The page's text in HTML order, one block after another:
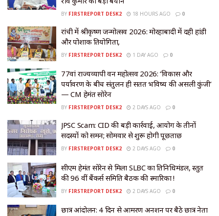
BY FIRSTREPORT DESK2 18 HOURS AGO 0
रांची में श्रीकृष्ण जन्मोत्सव 2026: मोरहाबादी में दही हांडी
और पोशाक प्रतियोगिता,
BY FIRSTREPORT DESK2 1 DAY AGO 0
77वां राज्यव्यापी वन महोत्सव 2026: ‘विकास और
पर्यावरण के बीच संतुलन ही सतत भविष्य की असली कुंजी’
— CM हेमंत सोरेन
BY FIRSTREPORT DESK2 2 DAYS AGO 0
JPSC Scam: CID की बड़ी कार्रवाई, आयोग के तीनों
सदस्यों को समन; सोमवार से शुरू होगी पूछताछ
BY FIRSTREPORT DESK2 2 DAYS AGO 0
सीएम हेमंत सोरेन से मिला SLBC का प्रतिनिधिमंडल, प्रस्तुत
की 96 वीं बैंकर्स समिति बैठक की स्मारिका !
BY FIRSTREPORT DESK2 2 DAYS AGO 0
छात्र आंदोलन: 4 दिन से आमरण अनशन पर बैठे छात्र नेता